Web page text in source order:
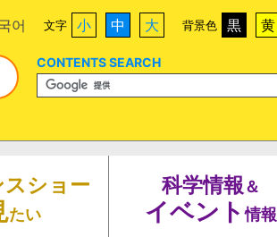
어 文字 小 中 大 背景色 黒 黄
CONTENTS SEARCH
ショー
たい
科学情報＆
イベント情報